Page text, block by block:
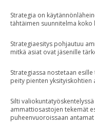
Strategia on
tähtäimen suunnitelma koko
Strategiaesitys pohjautuu
mitkä asiat ovat jäsenille
Strategiassa nostetaan
peity pienten yksityiskohtien
Silti
ammattiosastojen tekemät
puheenvuoroissaan